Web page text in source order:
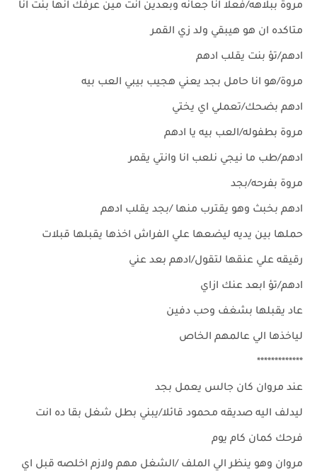
مروة ببلاهه/فعلا انا جعانه وبعدين انت مين عرفك انها بنت انا
متاكده ان هو هيبقي ولد زي القمر
ادهم/تؤ بنت يقلب ادهم
مروة/هو انا حامل بجد يعني هجيب بيبي العب بيه
ادهم بضحك/تعملي اي يختي
مروة بطفوله/العب بيه يا ادهم
ادهم/طب ما نيجي نلعب انا وانتي يقمر
مروة بفرحه/بجد
ادهم بخبث وهو يقترب منها /بجد يقلب ادهم
حملها بين يديه ليضعها علي الفراش اخذها يقبلها قبلات
رقيقه علي عنقها لتقول/ادهم بعد عني
ادهم/تؤ ابعد عنك ازاي
عاد يقبلها بشغف وحب دفين
لياخذها الي عالمهم الخاص
*************
عند مروان كان جالس يعمل بجد
ليدلف اليه صديقه محمود قائلا/يبني بطل شغل بقا ده انت
فرحك كمان كام يوم
مروان وهو ينظر الي الملف /الشغل مهم ولازم اخلصه قبل اي